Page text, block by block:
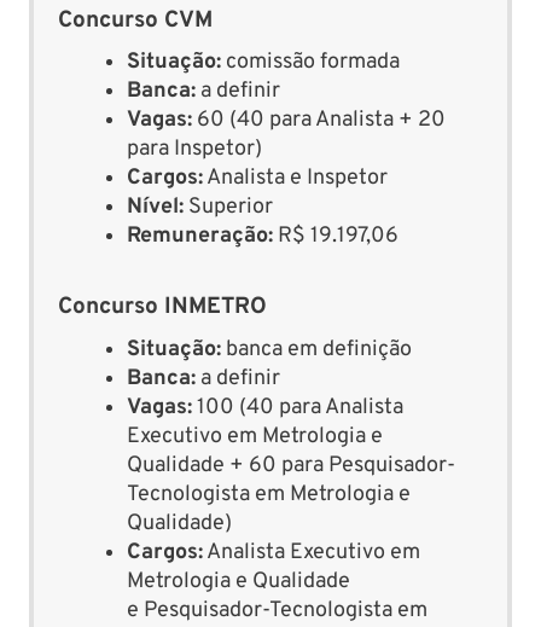
Concurso CVM
Situação: comissão formada
Banca: a definir
Vagas: 60 (40 para Analista + 20
para Inspetor)
Cargos:Analista e Inspetor
Nível: Superior
Remuneração: R$ 19.197,06
Concurso INMETRO
Situação: banca em definição
Banca: a definir
Vagas:100 (40 para Analista
Executivo em Metrologia e
Qualidade + 60 para Pesquisador-
Tecnologista em Metrologia e
Qualidade)
Cargos:Analista Executivo em
Metrologia e Qualidade
e Pesquisador-Tecnologista em